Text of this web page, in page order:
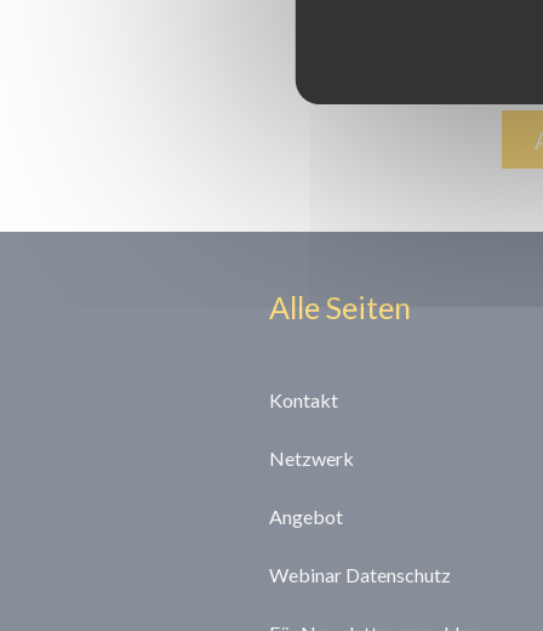
Alle Seiten
Kontakt
Netzwerk
Angebot
Webinar Datenschutz